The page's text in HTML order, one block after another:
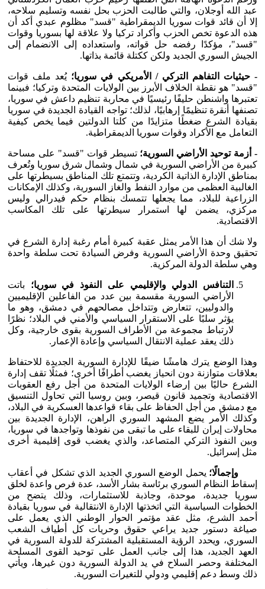
عبد الله أوجلان، والتي طالبت الحزب بحل نفسه وتسليم سلاحه،
إلا أن قائد قوات سوريا الديمقراطية "قسد" مظلوم عبدي أكد أن
هذه الدعوة تخص الحزب وأكراد تركيا ولا علاقة لها بسوريا وقوات
"قسد"، مؤكدًا رفضه حل قواته، واستعداده إلى الانضمام إلى
الجيش السوري الجديد ولكن ككتلة قائمة بذاتها.
- حيثيات التفاهم التركي / الأمريكي في سوريا؛ يُعد ملف قوات
"قسد" هو نقطة الخلاف الأبرز بين الولايات المتحدة وتركيا؛ فبينما
تعتبرها واشنطن حليفًا رئيسيًا في محاربة تنظيم داعش في سوريا،
تصنفها أنقرة تنظيمًا إرهابيًا، لذلك؛ تواجه القيادة الجديدة في سوريا
بقيادة الشرع ضغطًا متزايدًا من كلتا الدولتين فيما يخص كيفية
التعامل مع الأكراد وقوات سوريا الديمقراطية.
- أزمة توحيد الأراضي السورية؛ تسيطر قوات "قسد" على مساحة
كبيرة من الأراضي السورية في شمال وشمال شرق سوريا وتُعرف
بمناطق الإدارة الذاتية الكردية، وتتمتع تلك المناطق بسيطرتها على
الغالبية العظمى من موارد النفط والغاز السورية، وكذلك الإمكانات
الزراعية للبلاد، مما يجعلها تتمسك بنظام حكم فيدرالي وليس
مركزي، يضمن لها استمرار سيطرتها على تلك المكاسب
الاقتصادية.
ولا شك أن هذا الأمر يمثل عقبة كبيرة أمام رغبة إدارة الشرع في
تحقيق وحدة الأراضي السورية وفرض السيادة تحت سلطة واحدة
وهي سلطة الدولة المركزية.
التنافس الدولي والإقليمي على النفوذ في سوريا؛ باتت
الأراضي السورية مقسمة بين عدد من الفاعلين الإقليميين
والدوليين، تتعارض وتتداخل مصالحهم في دمشق، وهو ما
يؤثر سلبًا على الاستقرار السياسي والأمني في البلاد؛ نظرًا
لارتباط مجموعة من الأطراف السورية بقوى خارجية، وكل
ذلك يعقد عملية الانتقال السياسي وإعادة الإعمار.
وهذا الوضع يترك هامشًا ضيقًا للإدارة السورية الجديدة للاحتفاظ
بعلاقات متوازنة دون انحياز يغضب أطرافًا أخرى؛ فمثلًا تقف إدارة
الشرع حاليًا بين إرضاء الولايات المتحدة من أجل رفع العقوبات
الاقتصادية وتجميد قانون قيصر، وبين روسيا التي تحاول التنسيق
مع دمشق من أجل الحفاظ على بقاء قواعدها العسكرية في البلاد،
وكذلك الأمر يضع المشهد السوري الراهن، الإدارة الجديدة بين
محاولات إيران للبقاء على ما تبقى من نفوذها وتواجدها في سوريا،
وبين النفوذ التركي المتصاعد، والذي يغضب قوى إقليمية أخرى
مثل إسرائيل.
وإجمالًا؛ يحمل الوضع السوري الجديد الذي تشكل في أعقاب
إسقاط النظام السوري برئاسة بشار الأسد، عدة فرص واعدة لخلق
سوريا جديدة، موحدة، وجاذبة للاستثمارات، وذلك يتضح من
الخطوات السياسية التي اتخذتها الإدارة الانتقالية في سوريا بقيادة
أحمد الشرع، مثل عقد مؤتمر الحوار الوطني الذي يعمل على
صياغة دستور جديد يراعي حقوق وحريات كل أطياف الشعب
السوري، ويحدد الرؤية المستقبلية المشتركة للدولة السورية في
العهد الجديد، هذا إلى جانب العمل على توحيد القوى المسلحة
المختلفة وحصر السلاح في يد الدولة السورية دون غيرها، ويأتي
ذلك وسط دعم إقليمي ودولي للتغيرات السورية.